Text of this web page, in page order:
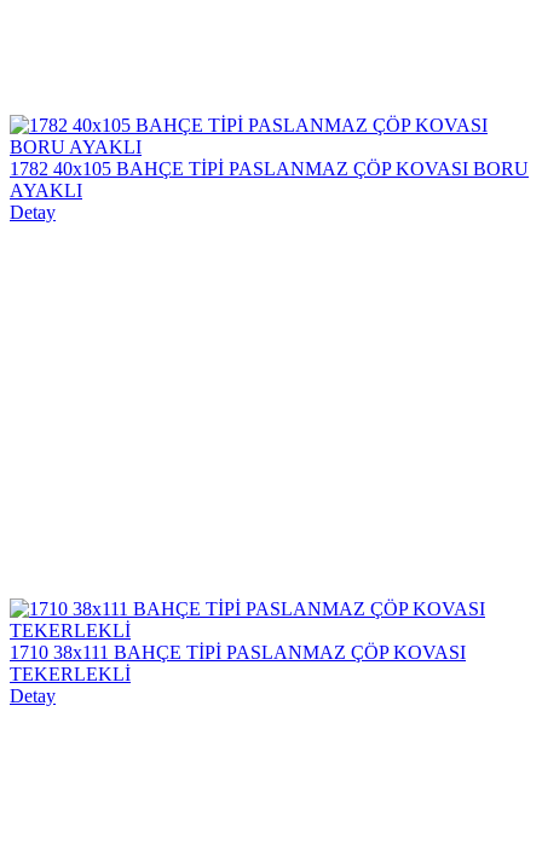
1782 40x105 BAHÇE TİPİ PASLANMAZ ÇÖP KOVASI BORU
AYAKLI
Detay
1710 38x111 BAHÇE TİPİ PASLANMAZ ÇÖP KOVASI
TEKERLEKLİ
Detay